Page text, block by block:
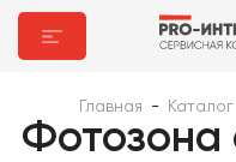
Главная - Каталог
Фотозона